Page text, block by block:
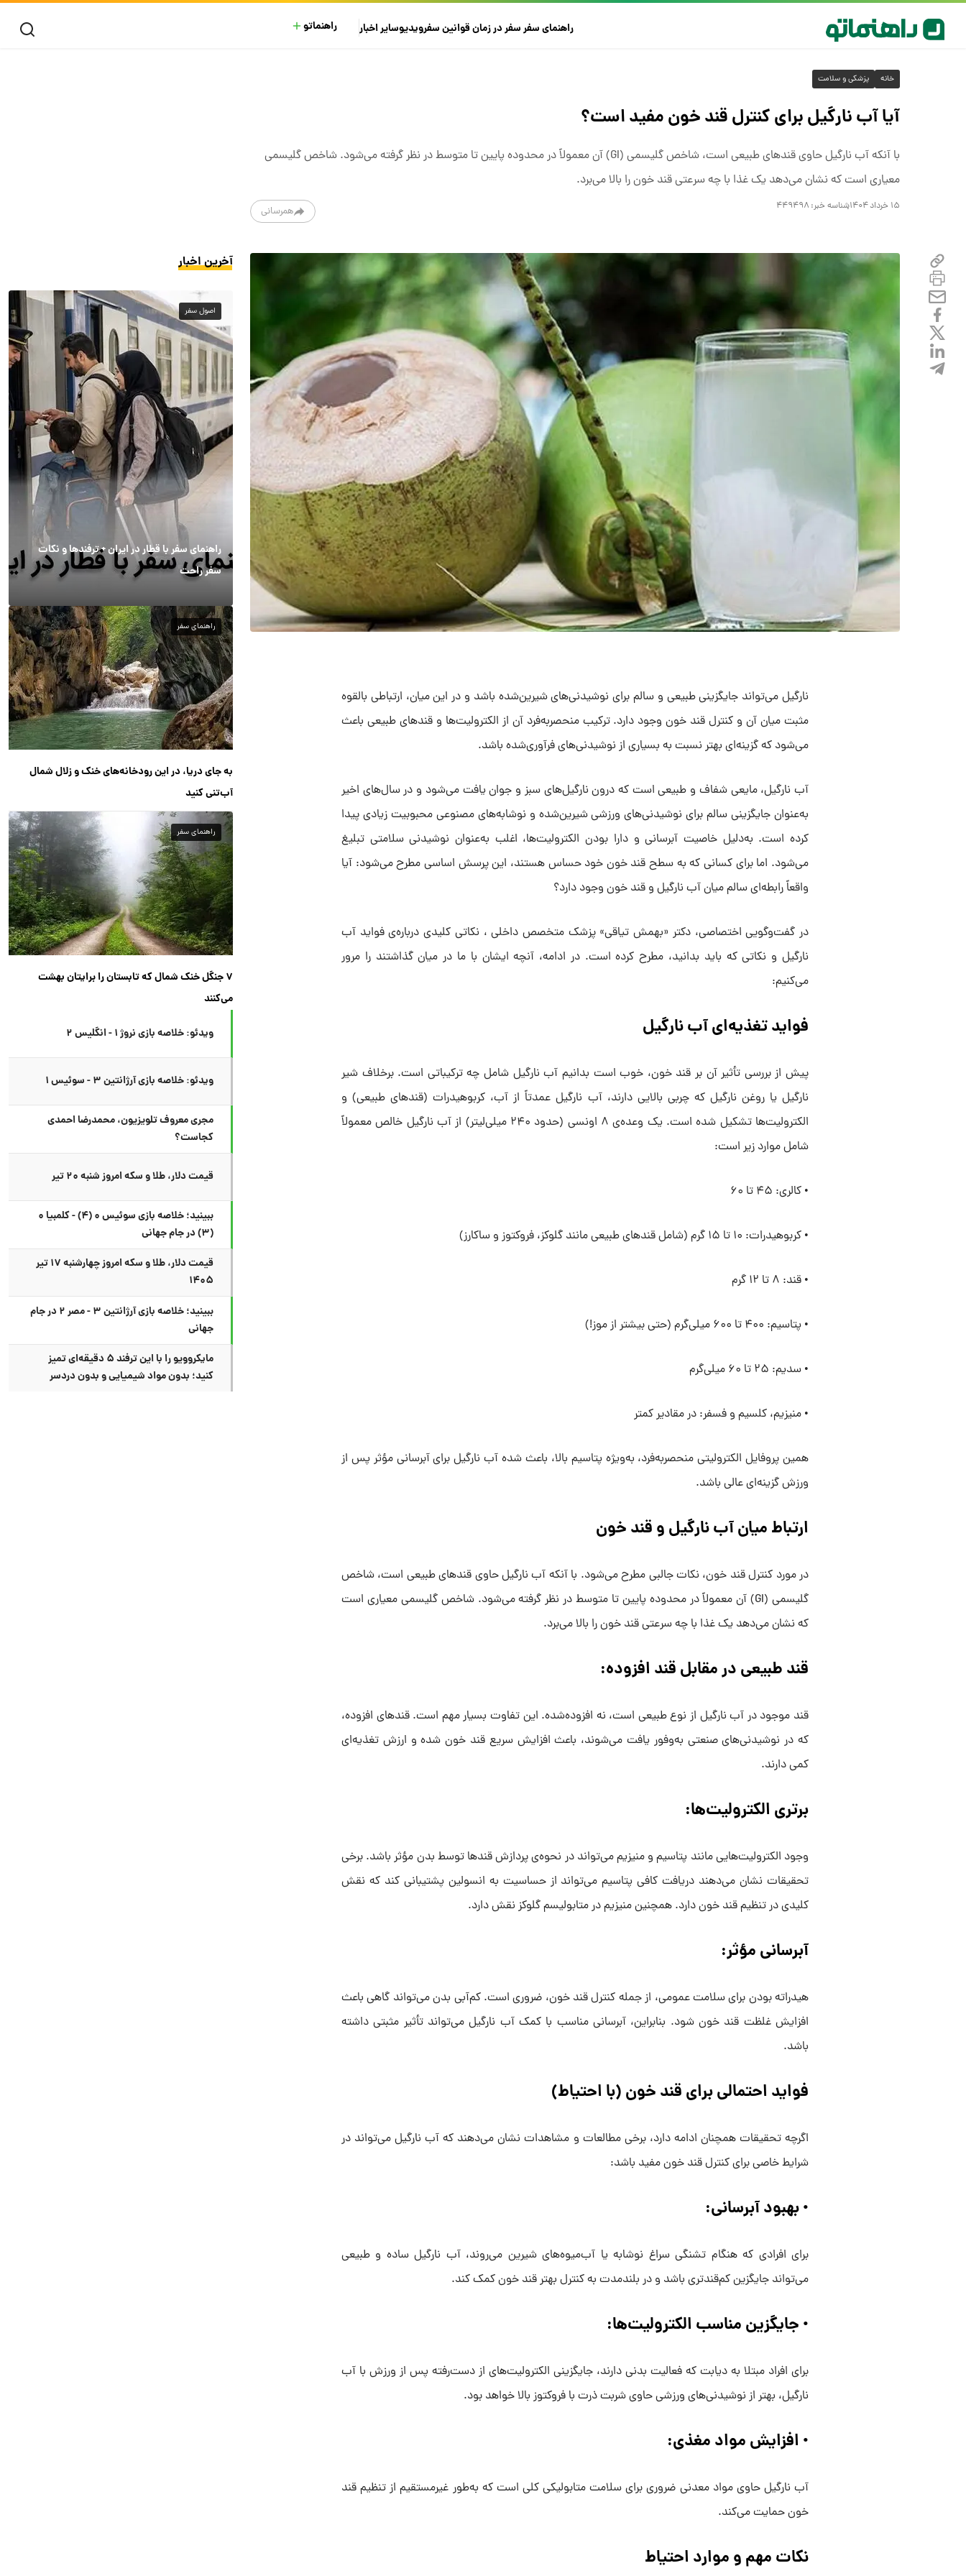
راهنمای سفرسفر در زمانقوانین سفرویدیوسایراخبار راهنماتو
خانه پزشکی و سلامت
آیا آب نارگیل برای کنترل قند خون مفید است؟
با آنکه آب نارگیل حاوی قندهای طبیعی است، شاخص گلیسمی (GI) آن معمولاً در محدوده پایین تا متوسط در نظر گرفته می‌شود. شاخص گلیسمی
معیاری است که نشان می‌دهد یک غذا با چه سرعتی قند خون را بالا می‌برد.
۱۵ خرداد ۱۴۰۴ شناسه خبر: ۴۴۹۴۹۸ همرسانی
نارگیل می‌تواند جایگزینی طبیعی و سالم برای نوشیدنی‌های شیرین‌شده باشد و در این میان، ارتباطی بالقوه
مثبت میان آن و کنترل قند خون وجود دارد. ترکیب منحصر‌به‌فرد آن از الکترولیت‌ها و قندهای طبیعی باعث
می‌شود که گزینه‌ای بهتر نسبت به بسیاری از نوشیدنی‌های فرآوری‌شده باشد.
آب نارگیل، مایعی شفاف و طبیعی است که درون نارگیل‌های سبز و جوان یافت می‌شود و در سال‌های اخیر
به‌عنوان جایگزینی سالم برای نوشیدنی‌های ورزشی شیرین‌شده و نوشابه‌های مصنوعی محبوبیت زیادی پیدا
کرده است. به‌دلیل خاصیت آبرسانی و دارا بودن الکترولیت‌ها، اغلب به‌عنوان نوشیدنی سلامتی تبلیغ
می‌شود. اما برای کسانی که به سطح قند خون خود حساس هستند، این پرسش اساسی مطرح می‌شود: آیا
واقعاً رابطه‌ای سالم میان آب نارگیل و قند خون وجود دارد؟
در گفت‌وگویی اختصاصی، دکتر «بهمش تیاقی» پزشک متخصص داخلی ، نکاتی کلیدی درباره‌ی فواید آب
نارگیل و نکاتی که باید بدانید، مطرح کرده است. در ادامه، آنچه ایشان با ما در میان گذاشتند را مرور
می‌کنیم:
فواید تغذیه‌ای آب نارگیل
پیش از بررسی تأثیر آن بر قند خون، خوب است بدانیم آب نارگیل شامل چه ترکیباتی است. برخلاف شیر
نارگیل یا روغن نارگیل که چربی بالایی دارند، آب نارگیل عمدتاً از آب، کربوهیدرات (قندهای طبیعی) و
الکترولیت‌ها تشکیل شده است. یک وعده‌ی ۸ اونسی (حدود ۲۴۰ میلی‌لیتر) از آب نارگیل خالص معمولاً
شامل موارد زیر است:
• کالری: ۴۵ تا ۶۰
• کربوهیدرات: ۱۰ تا ۱۵ گرم (شامل قندهای طبیعی مانند گلوکز، فروکتوز و ساکارز)
• قند: ۸ تا ۱۲ گرم
• پتاسیم: ۴۰۰ تا ۶۰۰ میلی‌گرم (حتی بیشتر از موز!)
• سدیم: ۲۵ تا ۶۰ میلی‌گرم
• منیزیم، کلسیم و فسفر: در مقادیر کمتر
همین پروفایل الکترولیتی منحصربه‌فرد، به‌ویژه پتاسیم بالا، باعث شده آب نارگیل برای آبرسانی مؤثر پس از
ورزش گزینه‌ای عالی باشد.
ارتباط میان آب نارگیل و قند خون
در مورد کنترل قند خون، نکات جالبی مطرح می‌شود. با آنکه آب نارگیل حاوی قندهای طبیعی است، شاخص
گلیسمی (GI) آن معمولاً در محدوده پایین تا متوسط در نظر گرفته می‌شود. شاخص گلیسمی معیاری است
که نشان می‌دهد یک غذا با چه سرعتی قند خون را بالا می‌برد.
قند طبیعی در مقابل قند افزوده:
قند موجود در آب نارگیل از نوع طبیعی است، نه افزوده‌شده. این تفاوت بسیار مهم است. قندهای افزوده،
که در نوشیدنی‌های صنعتی به‌وفور یافت می‌شوند، باعث افزایش سریع قند خون شده و ارزش تغذیه‌ای
کمی دارند.
برتری الکترولیت‌ها:
وجود الکترولیت‌هایی مانند پتاسیم و منیزیم می‌تواند در نحوه‌ی پردازش قندها توسط بدن مؤثر باشد. برخی
تحقیقات نشان می‌دهند دریافت کافی پتاسیم می‌تواند از حساسیت به انسولین پشتیبانی کند که نقش
کلیدی در تنظیم قند خون دارد. همچنین منیزیم در متابولیسم گلوکز نقش دارد.
آبرسانی مؤثر:
هیدراته بودن برای سلامت عمومی، از جمله کنترل قند خون، ضروری است. کم‌آبی بدن می‌تواند گاهی باعث
افزایش غلظت قند خون شود. بنابراین، آبرسانی مناسب با کمک آب نارگیل می‌تواند تأثیر مثبتی داشته
باشد.
فواید احتمالی برای قند خون (با احتیاط)
اگرچه تحقیقات همچنان ادامه دارد، برخی مطالعات و مشاهدات نشان می‌دهند که آب نارگیل می‌تواند در
شرایط خاصی برای کنترل قند خون مفید باشد:
• بهبود آبرسانی:
برای افرادی که هنگام تشنگی سراغ نوشابه یا آب‌میوه‌های شیرین می‌روند، آب نارگیل ساده و طبیعی
می‌تواند جایگزین کم‌قندتری باشد و در بلندمدت به کنترل بهتر قند خون کمک کند.
• جایگزین مناسب الکترولیت‌ها:
برای افراد مبتلا به دیابت که فعالیت بدنی دارند، جایگزینی الکترولیت‌های از دست‌رفته پس از ورزش با آب
نارگیل، بهتر از نوشیدنی‌های ورزشی حاوی شربت ذرت با فروکتوز بالا خواهد بود.
• افزایش مواد مغذی:
آب نارگیل حاوی مواد معدنی ضروری برای سلامت متابولیکی کلی است که به‌طور غیرمستقیم از تنظیم قند
خون حمایت می‌کند.
نکات مهم و موارد احتیاط
آخرین اخبار
اصول سفر
راهنمای سفر با قطار در ایران + ترفندها و نکات
سفر راحت
راهنمای سفر
به جای دریا، در این رودخانه‌های خنک و زلال شمال
آب‌تنی کنید
راهنمای سفر
۷ جنگل خنک شمال که تابستان را برایتان بهشت
می‌کنند
ویدئو: خلاصه بازی نروژ ۱ - انگلیس ۲
ویدئو: خلاصه بازی آرژانتین ۳ - سوئیس ۱
مجری معروف تلویزیون، محمدرضا احمدی
کجاست؟
قیمت دلار، طلا و سکه امروز شنبه ۲۰ تیر
ببینید؛ خلاصه بازی سوئیس ۰ (۴) - کلمبیا ۰
(۳) در جام جهانی
قیمت دلار، طلا و سکه امروز چهارشنبه ۱۷ تیر
۱۴۰۵
ببینید؛ خلاصه بازی آرژانتین ۳ - مصر ۲ در جام
جهانی
مایکروویو را با این ترفند ۵ دقیقه‌ای تمیز
کنید؛ بدون مواد شیمیایی و بدون دردسر